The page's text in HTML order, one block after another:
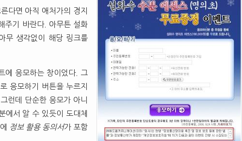
다면 아직 애처가의 경지
주기 바란다. 아무튼 설화
무 생각없이 해당 링크를
에 응모하는 창이었다. 그
응모하기 버튼을 누르지
런데 단순한 응모가 아니
에서 알 수 있듯이 도대체
정보 활용 동의서가 포함